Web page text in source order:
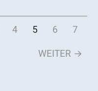
4 5 6 7
WEITER →